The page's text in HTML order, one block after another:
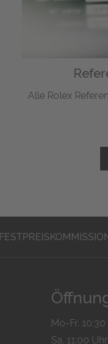
Alle Rolex
Mo-Fr.
Sa. 11:00